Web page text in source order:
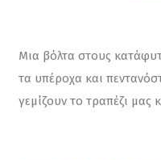
Μια βόλτα στους
τα υπέροχα και
γεμίζουν το τραπέζι μας